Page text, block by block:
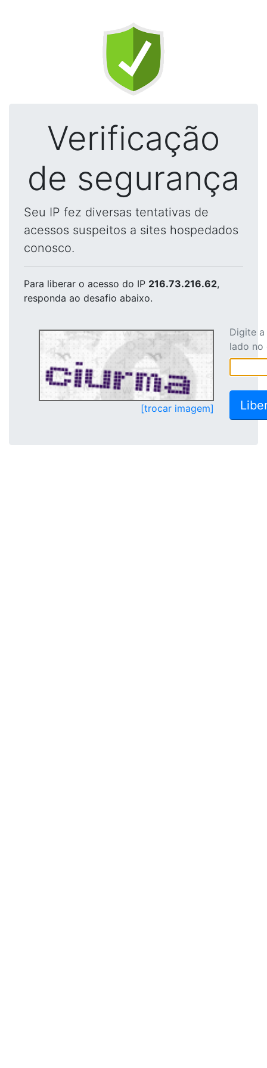
Verificação
de segurança
Seu IP fez diversas tentativas de
acessos suspeitos a sites hospedados
conosco.
Para liberar o acesso do IP 216.73.216.62,
responda ao desafio abaixo.
[trocar imagem]
Digite
lado no